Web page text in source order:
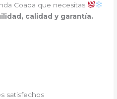
Coapa que necesitas
calidad y garantía.
satisfechos